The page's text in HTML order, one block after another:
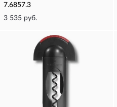
7.6857.3
3 535 руб.